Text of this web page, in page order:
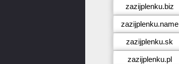
zazijplenku.biz
zazijplenku.name
zazijplenku.sk
zazijplenku.pl